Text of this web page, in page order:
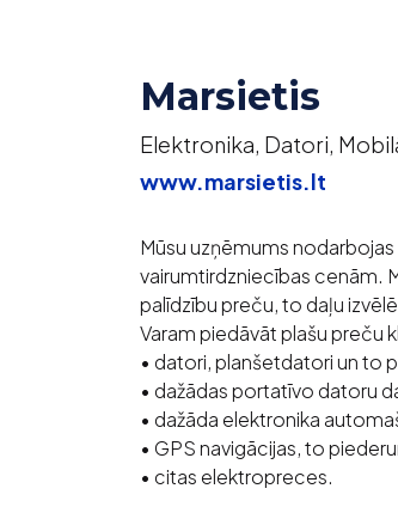
Marsietis
Elektronika, Datori,
www.marsietis.lt
Mūsu uzņēmums
vairumtirdzniecības cenām.
palīdzību preču, to daļu
Varam piedāvāt plašu preču
• datori, planšetdatori un to
• dažādas portatīvo datoru
• dažāda elektronika
• GPS navigācijas, to
• citas elektropreces.